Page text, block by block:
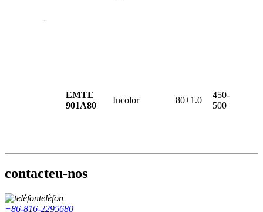
－
EMTE
901A80
Incolor 80±1.0
450-
500
contacteu-nos
telèfon
+86-816-2295680